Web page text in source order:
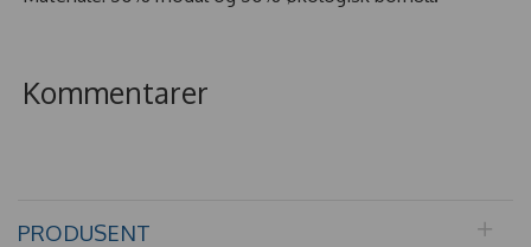
Kommentarer
PRODUSENT